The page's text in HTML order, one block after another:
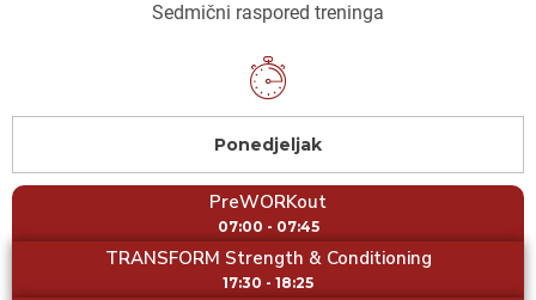
Sedmični raspored treninga
Ponedjeljak
PreWORKout
07:00 - 07:45
TRANSFORM Strength & Conditioning
17:30 - 18:25